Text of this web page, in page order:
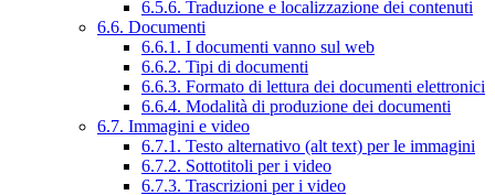
6.5.6. Traduzione e localizzazione dei contenuti
6.6. Documenti
6.6.1. I documenti vanno sul web
6.6.2. Tipi di documenti
6.6.3. Formato di lettura dei documenti elettronici
6.6.4. Modalità di produzione dei documenti
6.7. Immagini e video
6.7.1. Testo alternativo (alt text) per le immagini
6.7.2. Sottotitoli per i video
6.7.3. Trascrizioni per i video